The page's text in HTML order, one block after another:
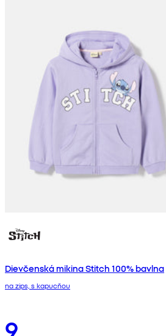
Dievčenská mikina Stitch 100% bavlna
na zips, s kapucňou
9